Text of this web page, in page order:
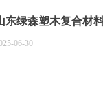
东绿森塑木复合材
06-30